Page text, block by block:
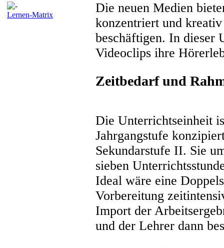
Lernen-Matrix
Die neuen Medien
konzentriert und
beschäftigen. In dieser
Videoclips ihre
Zeitbedarf und
Die Unterrichtseinheit
Jahrgangstufe
Sekundarstufe II. Sie
sieben
Ideal wäre eine
Vorbereitung
Import der
und der Lehrer dann